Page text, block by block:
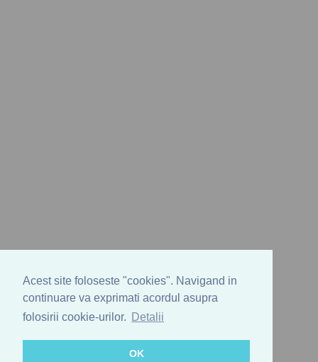
Acest site foloseste "cookies". Navigand in
continuare va exprimati acordul asupra
folosirii cookie-urilor.
Detalii
OK